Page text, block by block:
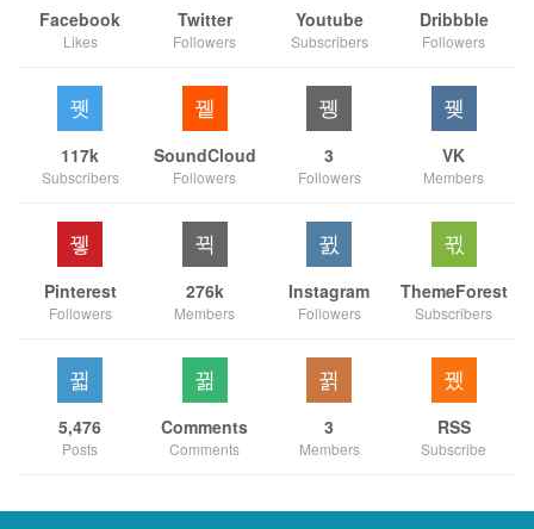
Facebook
Likes
Twitter
Followers
Youtube
Subscribers
Dribbble
Followers
117k
Subscribers
SoundCloud
Followers
3
Followers
VK
Members
Pinterest
Followers
276k
Members
Instagram
Followers
ThemeForest
Subscribers
5,476
Posts
Comments
Comments
3
Members
RSS
Subscribe